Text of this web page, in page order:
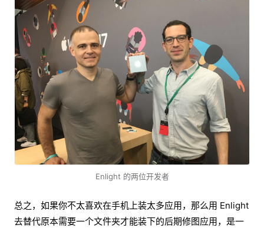
Enlight 的两位开发者
总之，如果你不太喜欢在手机上装太多应用，那么用 Enlight
去替代原本需要一个文件夹才能装下的后期修图应用，是一